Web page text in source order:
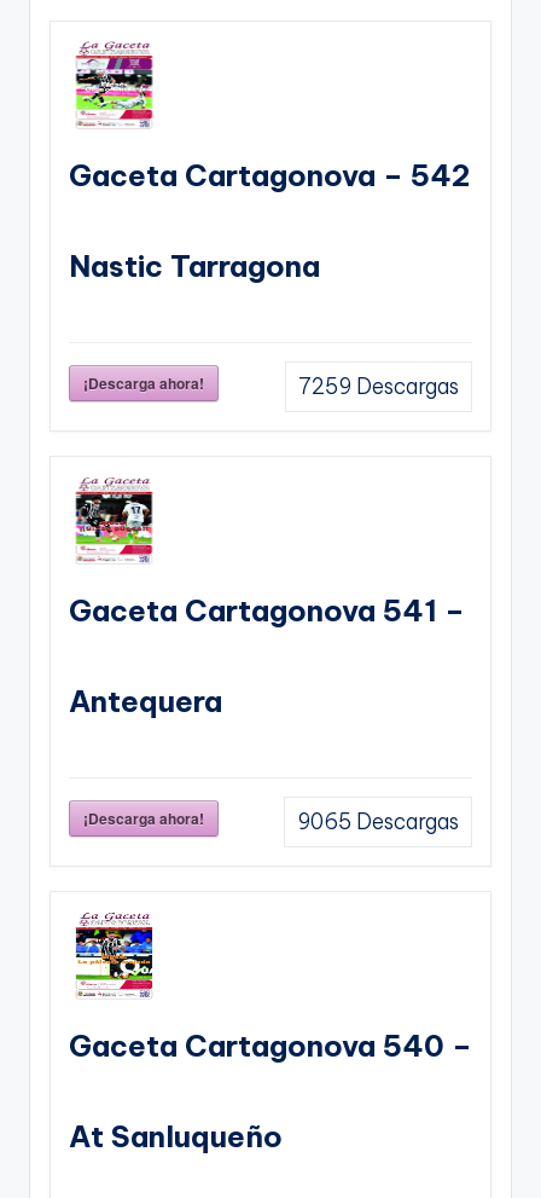
Gaceta Cartagonova – 542
Nastic Tarragona
¡Descarga ahora! 7259 Descargas
Gaceta Cartagonova 541 –
Antequera
¡Descarga ahora! 9065 Descargas
Gaceta Cartagonova 540 –
At Sanluqueño